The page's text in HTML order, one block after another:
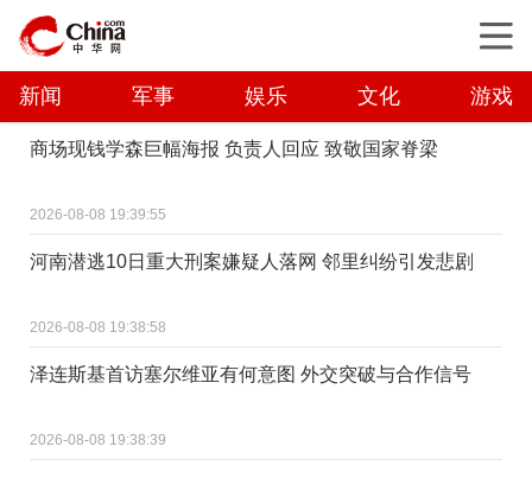
新闻 军事 娱乐 文化 游戏
商场现钱学森巨幅海报 负责人回应 致敬国家脊梁
2026-08-08 19:39:55
河南潜逃10日重大刑案嫌疑人落网 邻里纠纷引发悲剧
2026-08-08 19:38:58
泽连斯基首访塞尔维亚有何意图 外交突破与合作信号
2026-08-08 19:38:39